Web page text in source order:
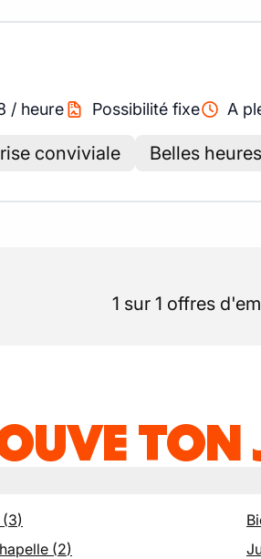
/ heure Possibilité fixe A
conviviale Belles
1 sur 1 offres
TON
(3)
(2)